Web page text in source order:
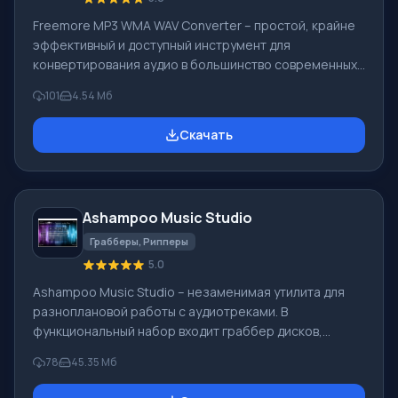
Freemore MP3 WMA WAV Converter – простой, крайне
эффективный и доступный инструмент для
конвертирования аудио в большинство современных
звука из видеоролика. Полученный трек не потеряет в
качестве и может быть успешно использован в
дальнейшем для разных целей. Такая программа
мультимедийному устройству. Использование
многоядерных процессоров расширяет функциона
101 4.54 Мб
Скачать
Ashampoo Music Studio
Грабберы, Рипперы
5.0
Ashampoo Music Studio – незаменимая утилита для
разноплановой работы с аудиотреками. В
функциональный набор входит граббер дисков,
возможность записи Blu-ray, CD и DVD, а также
поддержка записи звука, восстановления
78 45.35 Мб